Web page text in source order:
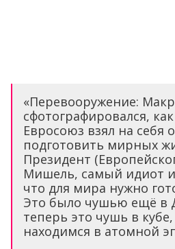
«Перевооружение:
сфотографировался,
Евросоюз взял на себя
подготовить мирных
Президент
Мишель, самый идиот
что для мира нужно
Это было чушью ещё в
теперь это чушь в
находимся в атомной